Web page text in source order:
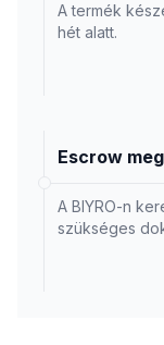
A termék
hét alatt.
Escrow
A BIYRO-n
szükséges